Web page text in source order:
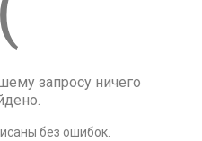
запросу ничего
без ошибок.